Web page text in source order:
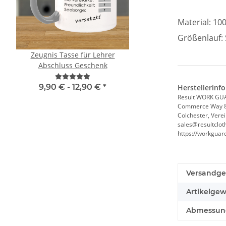
Material:
Größenlauf:
Result WORK
Commerce Way
Colchester,
https://
Zeugnis Tasse für Lehrer
Abschluss Geschenk
9,90 € - 12,90 € *
Paramedic Grün
8,49 € -9,99